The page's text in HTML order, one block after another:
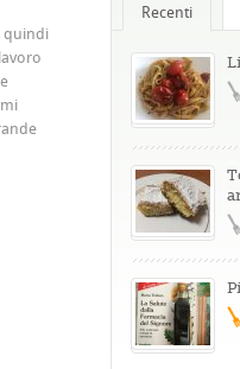
quindi
Recenti